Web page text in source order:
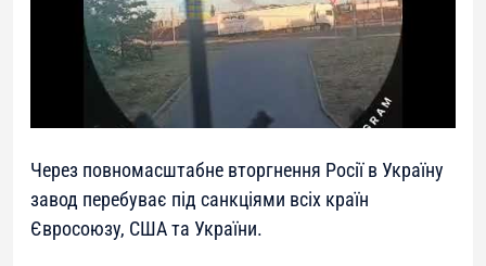
Через повномасштабне вторгнення Росії в Україну
завод перебуває під санкціями всіх країн
Євросоюзу, США та України.